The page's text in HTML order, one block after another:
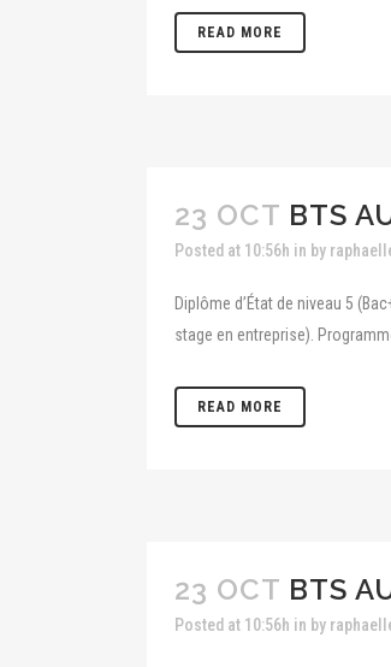
READ MORE
23 OCT BTS
Posted at 10:56h in by
Diplôme d’État de niveau 5
stage en entreprise).
READ MORE
23 OCT BTS
Posted at 10:56h in by